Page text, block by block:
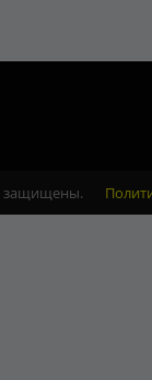
защищены.